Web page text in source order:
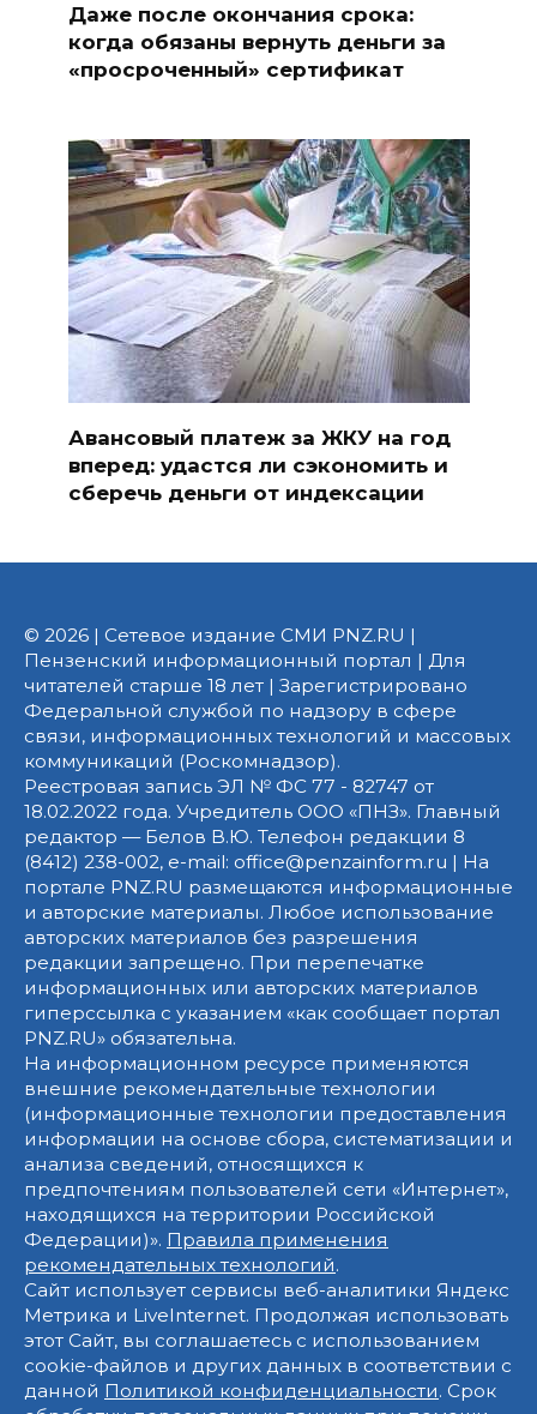
Даже после окончания срока:
когда обязаны вернуть деньги за
«просроченный» сертификат
Авансовый платеж за ЖКУ на год
вперед: удастся ли сэкономить и
сберечь деньги от индексации
© 2026 | Сетевое издание СМИ PNZ.RU |
Пензенский информационный портал | Для
читателей старше 18 лет | Зарегистрировано
Федеральной службой по надзору в сфере
связи, информационных технологий и массовых
коммуникаций (Роскомнадзор).
Реестровая запись ЭЛ № ФС 77 - 82747 от
18.02.2022 года. Учредитель ООО «ПНЗ». Главный
редактор — Белов В.Ю. Телефон редакции 8
(8412) 238-002, e-mail: office@penzainform.ru | На
портале PNZ.RU размещаются информационные
и авторские материалы. Любое использование
авторских материалов без разрешения
редакции запрещено. При перепечатке
информационных или авторских материалов
гиперссылка с указанием «как сообщает портал
PNZ.RU» обязательна.
На информационном ресурсе применяются
внешние рекомендательные технологии
(информационные технологии предоставления
информации на основе сбора, систематизации и
анализа сведений, относящихся к
предпочтениям пользователей сети «Интернет»,
находящихся на территории Российской
Федерации)». Правила применения
рекомендательных технологий.
Сайт использует сервисы веб-аналитики Яндекс
Метрика и LiveInternet. Продолжая использовать
этот Сайт, вы соглашаетесь с использованием
cookie-файлов и других данных в соответствии с
данной Политикой конфиденциальности. Срок